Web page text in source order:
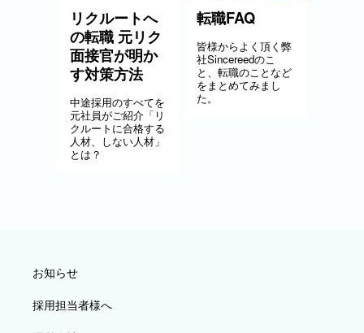
リクルートへ
の転職 元リク
面接官が明か
す対策方法
中途採用のすべてを
元社員がご紹介「リ
クルートに合格する
人材、しない人材」
とは？
転職FAQ
皆様からよく頂く弊
社Sincereedのこ
と、転職のことなど
をまとめてみまし
た。
お知らせ
採用担当者様へ